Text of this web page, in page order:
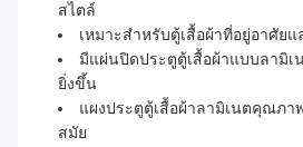
สไตล์
เหมาะสำหรับตู้เสื้อผ้าที่อยู่อาศัย
มีแผ่นปิดประตูตู้เสื้อผ้าแบบลามิเ
ยิ่งขึ้น
แผงประตูตู้เสื้อผ้าลามิเนตคุณภ
สมัย